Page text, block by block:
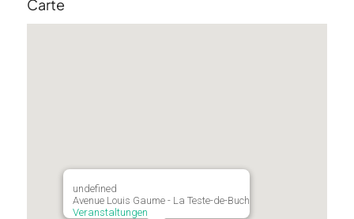
Carte
undefined
Avenue Louis Gaume - La Teste-de-Buch
Veranstaltungen